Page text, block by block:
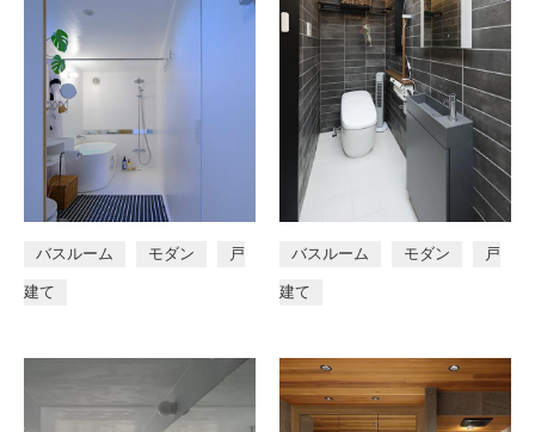
バスルーム モダン 戸
建て
バスルーム モダン 戸
建て